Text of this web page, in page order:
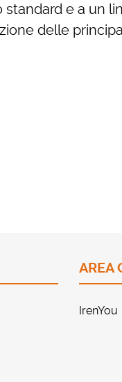
e a un
delle
AREA
IrenYou